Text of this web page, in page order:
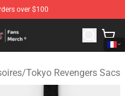
over $100
Tokyo Revengers
/Tokyo Revengers Sacs